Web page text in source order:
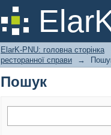
Пошук
ElarK-PNU: головна сторінка
ресторанної справи
→
Пошук